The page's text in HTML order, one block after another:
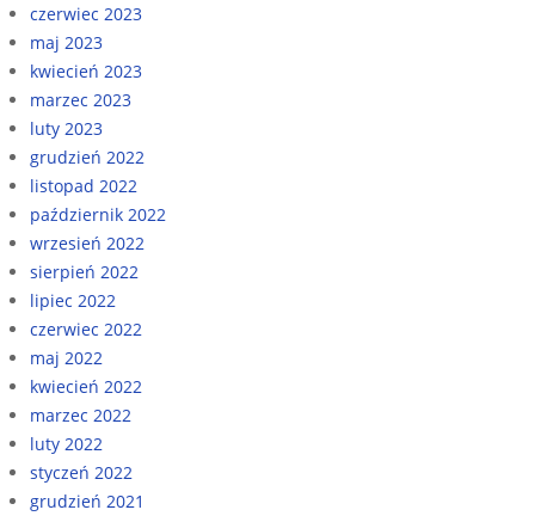
czerwiec 2023
maj 2023
kwiecień 2023
marzec 2023
luty 2023
grudzień 2022
listopad 2022
październik 2022
wrzesień 2022
sierpień 2022
lipiec 2022
czerwiec 2022
maj 2022
kwiecień 2022
marzec 2022
luty 2022
styczeń 2022
grudzień 2021